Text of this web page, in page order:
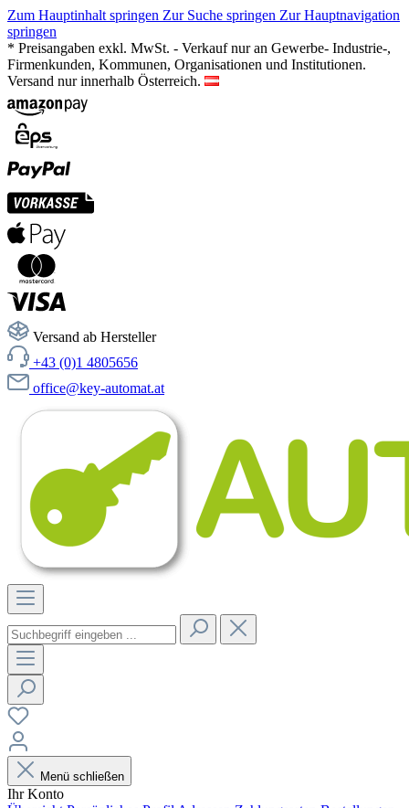
Zum Hauptinhalt springen Zur Suche springen Zur Hauptnavigation
springen
* Preisangaben exkl. MwSt. - Verkauf nur an Gewerbe- Industrie-,
Firmenkunden, Kommunen, Organisationen und Institutionen.
Versand nur innerhalb Österreich.
Versand ab Hersteller
+43 (0)1 4805656
office@key-automat.at
Menü schließen
Ihr Konto